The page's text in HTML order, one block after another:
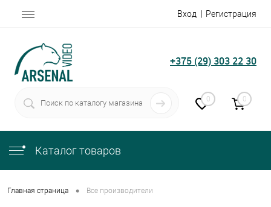
Вход Регистрация
+375 (29) 303 22 30
0 0
Каталог товаров
Главная страница • Все производители